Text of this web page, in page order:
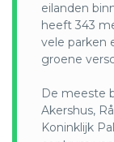
eilanden
heeft 343
vele parken
groene
De meeste
Akershus,
Koninklijk